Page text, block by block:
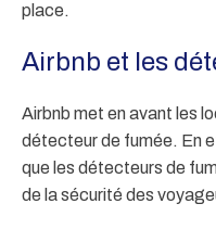
place.
Airbnb et les
Airbnb met en avant les
détecteur de fumée. En
que les détecteurs de
de la sécurité des